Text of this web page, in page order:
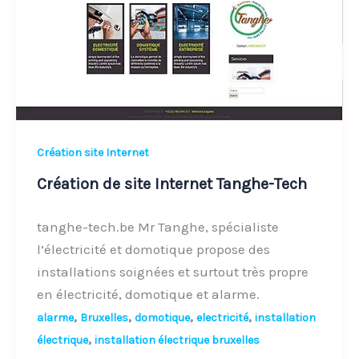
Création site Internet
Création de site Internet Tanghe-Tech
tanghe-tech.be Mr Tanghe, spécialiste
l’électricité et domotique propose des
installations soignées et surtout très propre
en électricité, domotique et alarme.
alarme, Bruxelles, domotique, electricité, installation
électrique, installation électrique bruxelles